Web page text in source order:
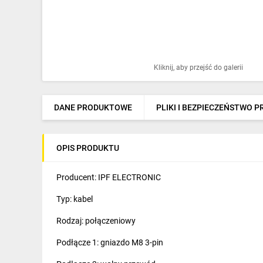
Ogrzewanie
Elektronarzędzia i mierniki
Napędy elektryczne
Pneumatyka
Dom i ogród
Klimatyzacja
Kliknij, aby przejść do galerii
DANE PRODUKTOWE PLIKI I BEZPIECZEŃSTWO
OPIS PRODUKTU
Producent: IPF ELECTRONIC
Typ: kabel
Rodzaj: połączeniowy
Podłącze 1: gniazdo M8 3-pin